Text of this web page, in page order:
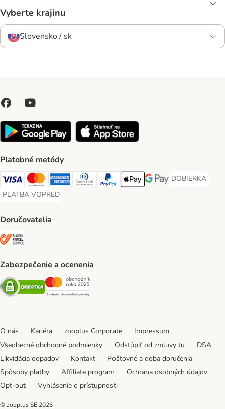
Vyberte krajinu
Slovensko / sk
Platobné metódy
Visa Payment Method
Mastercard Payment Method
American Express Payment Method
Diners Club Payment Method
PayPal Payment Method
Apple Pay Payment Method
Google Pay Payment
DOBIERKA
DOBIERKA
PLATBA VOPRED
PLATBA VOPRED Payment Method
Doručovatelia
Zabezpečenie a ocenenia
Security Security
O nás Kariéra zooplus Corporate
Impressum
Všeobecné obchodné podmienky
Odstúpiť od zmluvy tu
DSA
Likvidácia odpadov
Kontakt
Poštovné a doba doručenia
Spôsoby platby
Affiliate program
Ochrana osobných údajov
Opt-out
Vyhlásenie o prístupnosti
© zooplus SE 2026